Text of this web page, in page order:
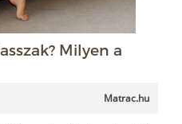
Milyen a
Matrac.hu